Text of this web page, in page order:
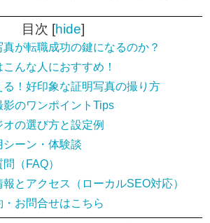
目次 [hide]
真が転職成功の鍵になるのか？
んな人におすすめ！
る！好印象な証明写真の撮り方
影のワンポイントTips
の選び方と設定例
シーン・体験談
（FAQ）
報とアクセス（ローカルSEO対応）
・お問合せはこちら